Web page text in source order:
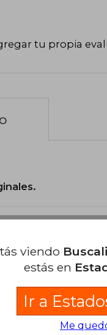
tu propia
viendo
estás en
Ir a
Me